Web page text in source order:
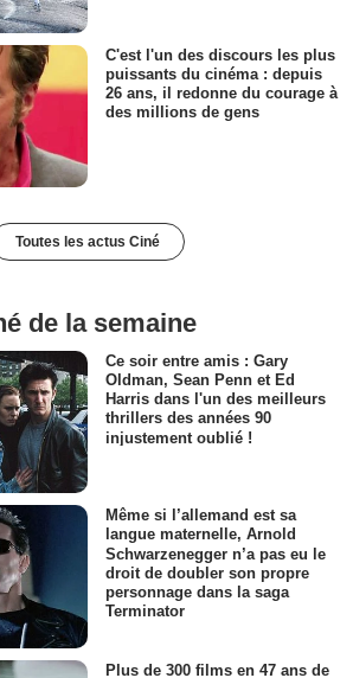
C'est l'un des discours les plus
puissants du cinéma : depuis
26 ans, il redonne du courage à
des millions de gens
Toutes les actus Ciné
de la semaine
Ce soir entre amis : Gary
Oldman, Sean Penn et Ed
Harris dans l'un des meilleurs
thrillers des années 90
injustement oublié !
Même si l’allemand est sa
langue maternelle, Arnold
Schwarzenegger n’a pas eu le
droit de doubler son propre
personnage dans la saga
Terminator
Plus de 300 films en 47 ans de